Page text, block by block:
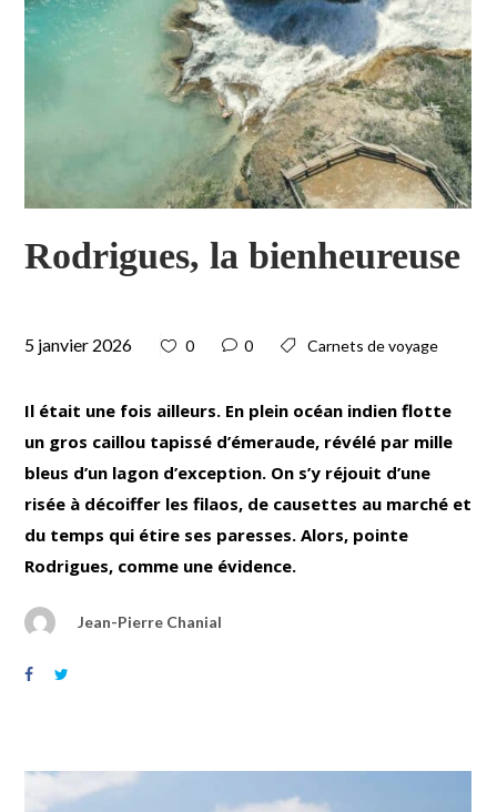
Rodrigues, la bienheureuse
5 janvier 2026 0 0 Carnets de voyage
Il était une fois ailleurs. En plein océan indien flotte
un gros caillou tapissé d’émeraude, révélé par mille
bleus d’un lagon d’exception. On s’y réjouit d’une
risée à décoiffer les filaos, de causettes au marché et
du temps qui étire ses paresses. Alors, pointe
Rodrigues, comme une évidence.
Jean-Pierre Chanial